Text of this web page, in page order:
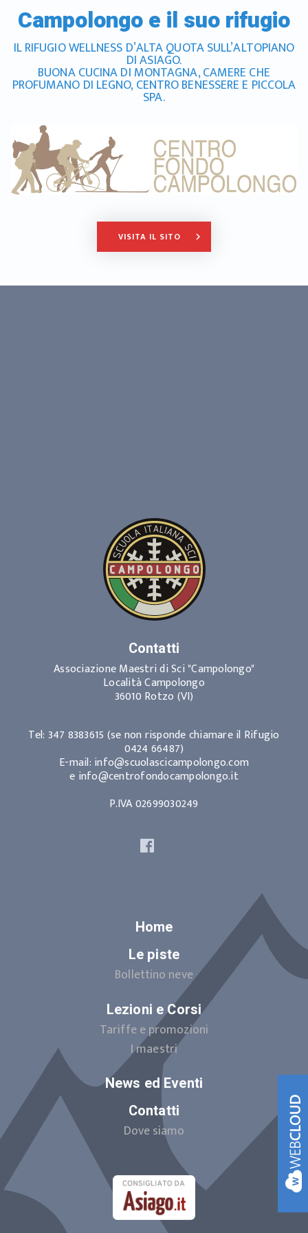
Campolongo e il suo rifugio
IL RIFUGIO WELLNESS D’ALTA QUOTA SULL’ALTOPIANO
DI ASIAGO.
BUONA CUCINA DI MONTAGNA, CAMERE CHE
PROFUMANO DI LEGNO, CENTRO BENESSERE E PICCOLA
SPA.
VISITA IL SITO keyboard_arrow_right
Contatti
Associazione Maestri di Sci "Campolongo"
Località Campolongo
36010 Rotzo (VI)
Tel: 347 8383615 (se non risponde chiamare il Rifugio
0424 66487)
E-mail: info@scuolascicampolongo.com
e info@centrofondocampolongo.it
P.IVA 02699030249
Home
Le piste
Bollettino neve
Lezioni e Corsi
Tariffe e promozioni
I maestri
News ed Eventi
Contatti
Dove siamo